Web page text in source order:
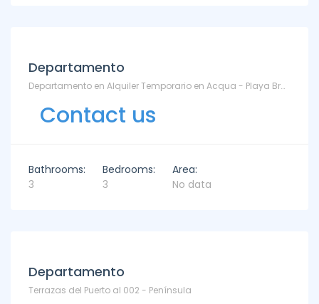
Departamento
Departamento en Alquiler Temporario en Acqua - Playa Brava
Contact us
Bathrooms:
3
Bedrooms:
3
Area:
No data
Departamento
Terrazas del Puerto al 002 - Península